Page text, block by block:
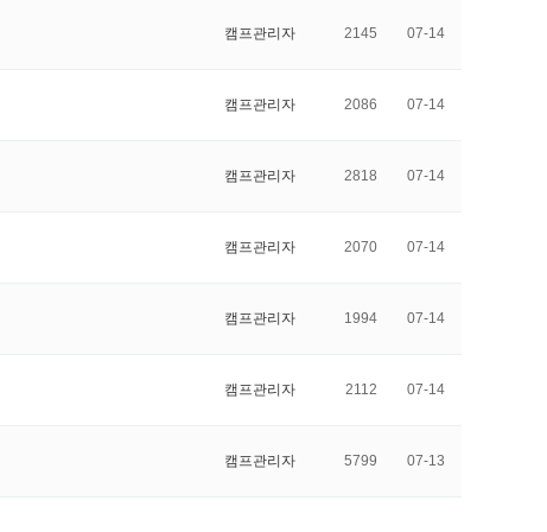
캠프관리자 2145 07-14
캠프관리자 2086 07-14
캠프관리자 2818 07-14
캠프관리자 2070 07-14
캠프관리자 1994 07-14
캠프관리자 2112 07-14
캠프관리자 5799 07-13